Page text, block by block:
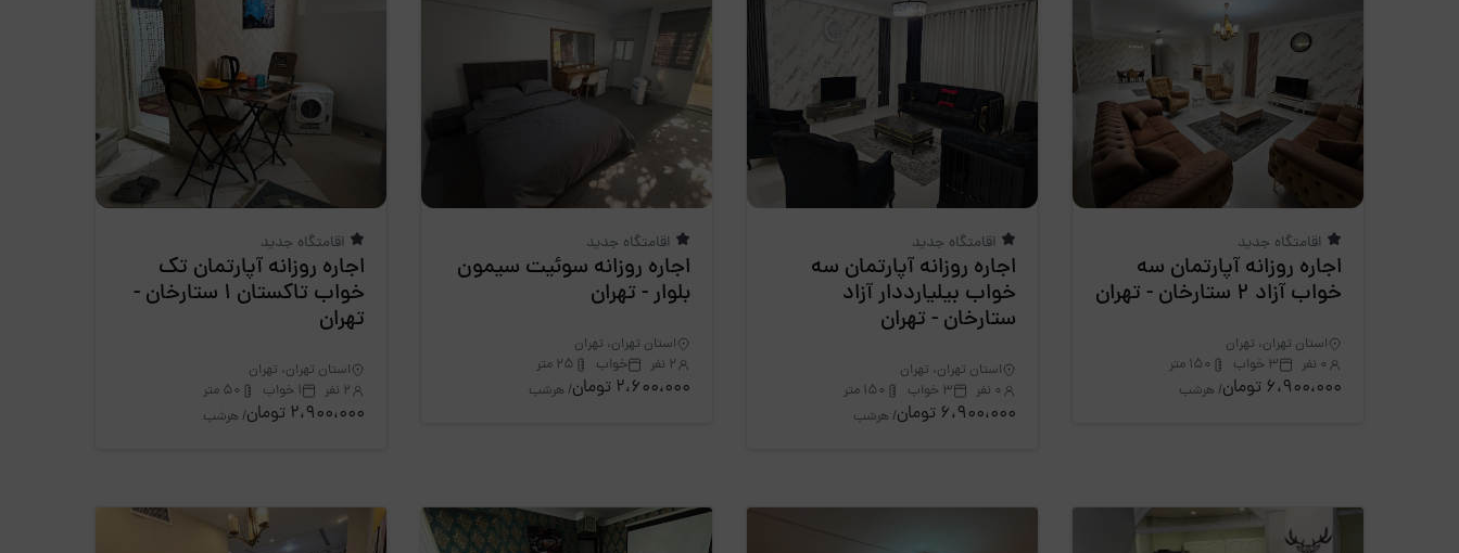
اقامتگاه جدید
اجاره روزانه آپارتمان سه
خواب آزاد 2 ستارخان - تهران
استان تهران، تهران
0 نفر
3 خواب 150 متر
6،900،000 تومان / هرشب
اقامتگاه جدید
اجاره روزانه آپارتمان سه
خواب بیلیارددار آزاد
ستارخان - تهران
استان تهران، تهران
0 نفر
3 خواب 150 متر
6،900،000 تومان / هرشب
اقامتگاه جدید
اجاره روزانه سوئیت سیمون
بلوار - تهران
استان تهران، تهران
2 نفر
خواب 25 متر
2،600،000 تومان / هرشب
اقامتگاه جدید
اجاره روزانه آپارتمان تک
خواب تاکستان 1 ستارخان -
تهران
استان تهران، تهران
2 نفر
1 خواب 50 متر
2،900،000 تومان / هرشب